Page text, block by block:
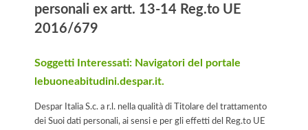
personali ex artt. 13-14 Reg.to UE
2016/679
Soggetti Interessati: Navigatori del portale
lebuoneabitudini.despar.it.
Despar Italia S.c. a r.l. nella qualità di Titolare del trattamento
dei Suoi dati personali, ai sensi e per gli effetti del Reg.to UE